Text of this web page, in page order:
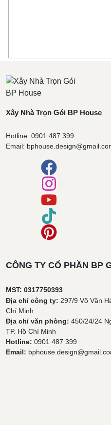
Xây Nhà Trọn Gói BP House
Hotline: 0901 487 399
Email:
CÔNG TY CỔ PHẦN BP
MST: 0317750393
Địa chỉ công ty: 297/9 Võ Văn
Chí Minh
Địa chỉ văn phòng: 450/24/24
TP. Hồ Chí Minh
Hotline: 0901 487 399
Email: